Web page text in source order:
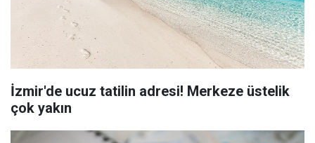
İzmir'de ucuz tatilin adresi! Merkeze üstelik
çok yakın